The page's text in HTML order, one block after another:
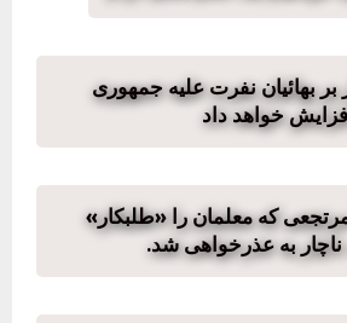
بهائیان نفرت علیه جمهوری
خواهد داد
که معلمان را «طلبکار»
ناچار به عذرخواهی شد.